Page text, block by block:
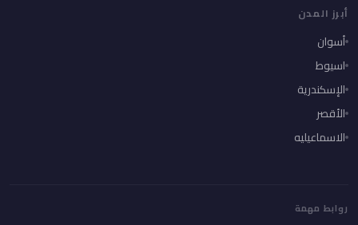
أبرز المدن
أسوان
اسيوط
الإسكندرية
الأقصر
الاسماعيليه
روابط مهمة